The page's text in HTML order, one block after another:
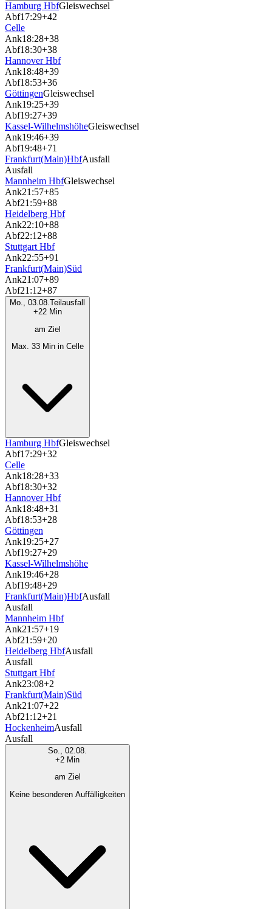
Hamburg HbfGleiswechsel
Abf17:29+42
Celle
Ank18:28+38
Abf18:30+38
Hannover Hbf
Ank18:48+39
Abf18:53+36
GöttingenGleiswechsel
Ank19:25+39
Abf19:27+39
Kassel-WilhelmshöheGleiswechsel
Ank19:46+39
Abf19:48+71
Frankfurt(Main)HbfAusfall
Ausfall
Mannheim HbfGleiswechsel
Ank21:57+85
Abf21:59+88
Heidelberg Hbf
Ank22:10+88
Abf22:12+88
Stuttgart Hbf
Ank22:55+91
Frankfurt(Main)Süd
Ank21:07+89
Abf21:12+87
Mo., 03.08.Teilausfall
+22 Min
am Ziel
Max. 33 Min in Celle
Hamburg HbfGleiswechsel
Abf17:29+32
Celle
Ank18:28+33
Abf18:30+32
Hannover Hbf
Ank18:48+31
Abf18:53+28
Göttingen
Ank19:25+27
Abf19:27+29
Kassel-Wilhelmshöhe
Ank19:46+28
Abf19:48+29
Frankfurt(Main)HbfAusfall
Ausfall
Mannheim Hbf
Ank21:57+19
Abf21:59+20
Heidelberg HbfAusfall
Ausfall
Stuttgart Hbf
Ank23:08+2
Frankfurt(Main)Süd
Ank21:07+22
Abf21:12+21
HockenheimAusfall
Ausfall
So., 02.08.
+2 Min
am Ziel
Keine besonderen Auffälligkeiten